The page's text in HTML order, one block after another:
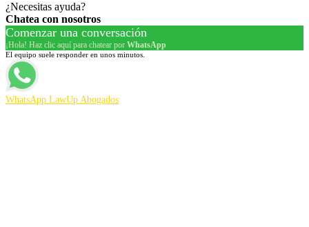
¿Necesitas ayuda?
Chatea con nosotros
Comenzar una conversación
¡Hola! Haz clic aquí para chatear por WhatsApp
El equipo suele responder en unos minutos.
WhatsApp LawUp Abogados